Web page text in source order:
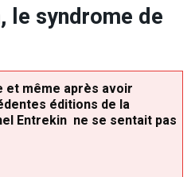
le syndrome de
et même après avoir
éditions de la
Entrekin ne se sentait pas